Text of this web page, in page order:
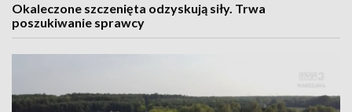
Okaleczone szczenięta odzyskują siły. Trwa
poszukiwanie sprawcy